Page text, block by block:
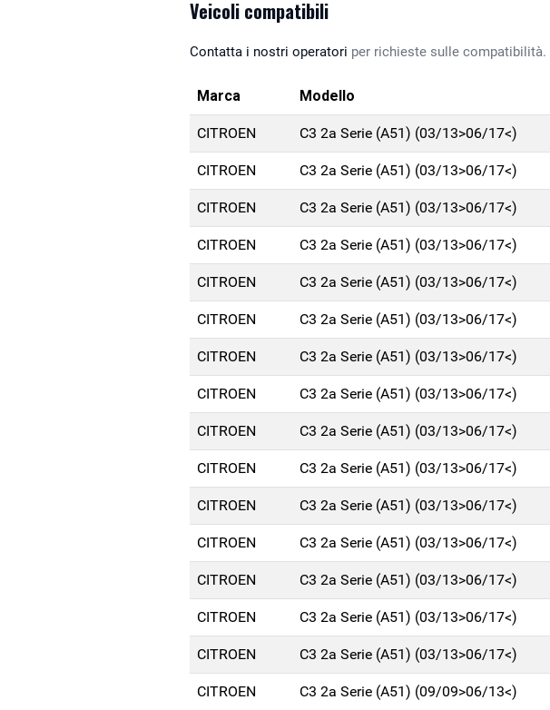
Veicoli compatibili
Contatta i nostri operatori per richieste sulle
Marca Modello
CITROEN C3 2a Serie (A51) (03/13>06/17<)
CITROEN C3 2a Serie (A51) (03/13>06/17<)
CITROEN C3 2a Serie (A51) (03/13>06/17<)
CITROEN C3 2a Serie (A51) (03/13>06/17<)
CITROEN C3 2a Serie (A51) (03/13>06/17<)
CITROEN C3 2a Serie (A51) (03/13>06/17<)
CITROEN C3 2a Serie (A51) (03/13>06/17<)
CITROEN C3 2a Serie (A51) (03/13>06/17<)
CITROEN C3 2a Serie (A51) (03/13>06/17<)
CITROEN C3 2a Serie (A51) (03/13>06/17<)
CITROEN C3 2a Serie (A51) (03/13>06/17<)
CITROEN C3 2a Serie (A51) (03/13>06/17<)
CITROEN C3 2a Serie (A51) (03/13>06/17<)
CITROEN C3 2a Serie (A51) (03/13>06/17<)
CITROEN C3 2a Serie (A51) (03/13>06/17<)
CITROEN C3 2a Serie (A51) (09/09>06/13<)